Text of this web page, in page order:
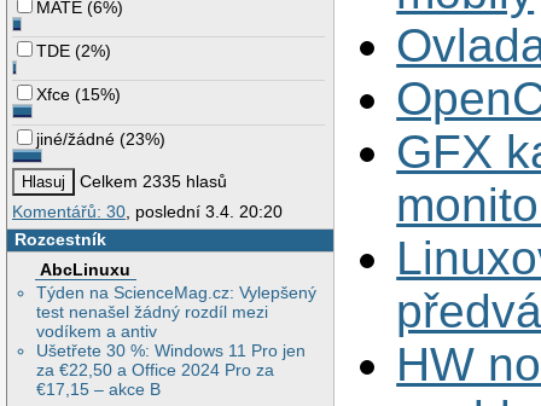
MATE (6%)
TDE (2%)
Xfce (15%)
jiné/žádné (23%)
Celkem 2335 hlasů
Komentářů: 30, poslední 3.4. 20:20
Rozcestník
AbcLinuxu
Týden na ScienceMag.cz: Vylepšený
test nenašel žádný rozdíl mezi
vodíkem a antiv
Ušetřete 30 %: Windows 11 Pro jen
za €22,50 a Office 2024 Pro za
€17,15 – akce B
GFX
HW